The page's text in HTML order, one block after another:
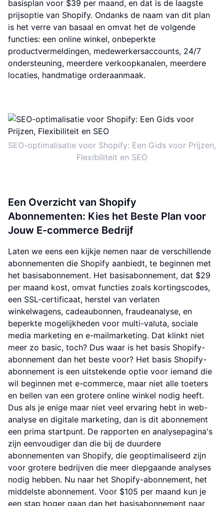
basisplan voor $39 per maand, en dat is de laagste
prijsoptie van Shopify. Ondanks de naam van dit plan
is het verre van basaal en omvat het de volgende
functies: een online winkel, onbeperkte
productvermeldingen, medewerkersaccounts, 24/7
ondersteuning, meerdere verkoopkanalen, meerdere
locaties, handmatige orderaanmaak.
SEO-optimalisatie voor Shopify: Een Gids voor Prijzen,
Flexibiliteit en SEO
Een Overzicht van Shopify
Abonnementen: Kies het Beste Plan voor
Jouw E-commerce Bedrijf
Laten we eens een kijkje nemen naar de verschillende
abonnementen die Shopify aanbiedt, te beginnen met
het basisabonnement. Het basisabonnement, dat $29
per maand kost, omvat functies zoals kortingscodes,
een SSL-certificaat, herstel van verlaten
winkelwagens, cadeaubonnen, fraudeanalyse, en
beperkte mogelijkheden voor multi-valuta, sociale
media marketing en e-mailmarketing. Dat klinkt niet
meer zo basic, toch? Dus waar is het basis Shopify-
abonnement dan het beste voor? Het basis Shopify-
abonnement is een uitstekende optie voor iemand die
wil beginnen met e-commerce, maar niet alle toeters
en bellen van een grotere online winkel nodig heeft.
Dus als je enige maar niet veel ervaring hebt in web-
analyse en digitale marketing, dan is dit abonnement
een prima startpunt. De rapporten en analysepagina's
zijn eenvoudiger dan die bij de duurdere
abonnementen van Shopify, die geoptimaliseerd zijn
voor grotere bedrijven die meer diepgaande analyses
nodig hebben. Nu naar het Shopify-abonnement, het
middelste abonnement. Voor $105 per maand kun je
een stap hoger gaan dan het basisabonnement naar